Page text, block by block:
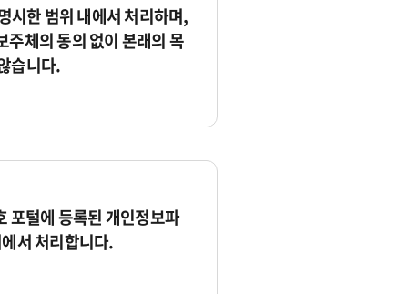
시한 범위 내에서 처리하며,
체의 동의 없이 본래의 목
습니다.
포털에 등록된 개인정보파
서 처리합니다.